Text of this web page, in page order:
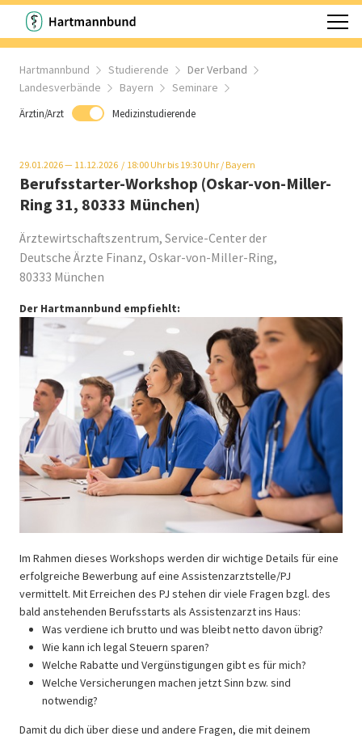
Hartmannbund Studierende
Der Verband
Landesverbände
Bayern Seminare
Ärztin/Arzt Medizinstudierende
29.01.2026— 11.12.2026 18:00 Uhr bis 19:30 Uhr / Bayern
Berufsstarter-Workshop (Oskar-von-Miller-
Ring 31, 80333 München)
Ärztewirtschaftszentrum, Service-Center der
Deutsche Ärzte Finanz, Oskar-von-Miller-Ring,
80333 München
Der Hartmannbund empfiehlt:
Im Rahmen dieses Workshops werden dir wichtige Details für eine
erfolgreiche Bewerbung auf eine Assistenzarztstelle/PJ
vermittelt. Mit Erreichen des PJ stehen dir viele Fragen bzgl. des
bald anstehenden Berufsstarts als Assistenzarzt ins Haus:
Was verdiene ich brutto und was bleibt netto davon übrig?
Wie kann ich legal Steuern sparen?
Welche Rabatte und Vergünstigungen gibt es für mich?
Welche Versicherungen machen jetzt Sinn bzw. sind
notwendig?
Damit du dich über diese und andere Fragen, die mit deinem